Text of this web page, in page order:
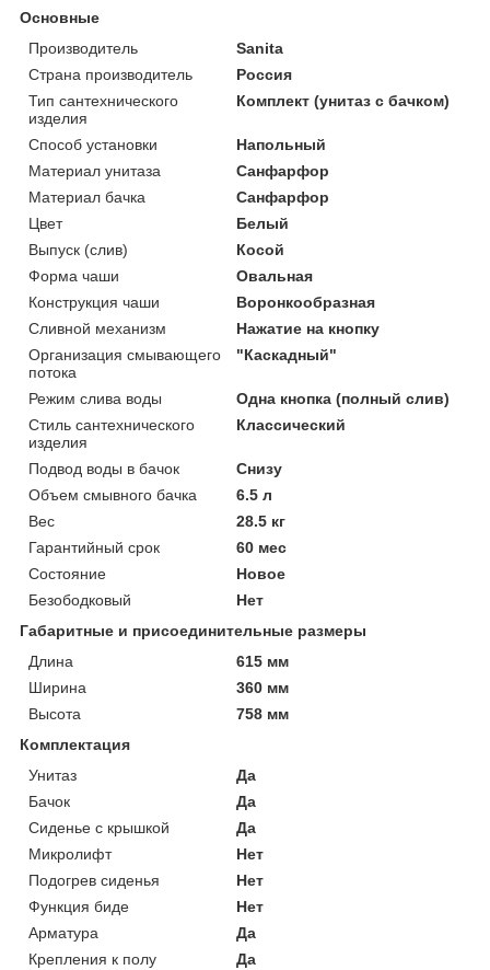
Основные
Производитель
Sanita
Страна производитель
Россия
Тип сантехнического
изделия
Комплект (унитаз с бачком)
Способ установки
Напольный
Материал унитаза
Санфарфор
Материал бачка
Санфарфор
Цвет
Белый
Выпуск (слив)
Косой
Форма чаши
Овальная
Конструкция чаши
Воронкообразная
Сливной механизм
Нажатие на кнопку
Организация смывающего
потока
"Каскадный"
Режим слива воды
Одна кнопка (полный слив)
Стиль сантехнического
изделия
Классический
Подвод воды в бачок
Снизу
Объем смывного бачка
6.5 л
Вес
28.5 кг
Гарантийный срок
60 мес
Состояние
Новое
Безободковый
Нет
Габаритные и присоединительные размеры
Длина
615 мм
Ширина
360 мм
Высота
758 мм
Комплектация
Унитаз
Да
Бачок
Да
Сиденье с крышкой
Да
Микролифт
Нет
Подогрев сиденья
Нет
Функция биде
Нет
Арматура
Да
Крепления к полу
Да